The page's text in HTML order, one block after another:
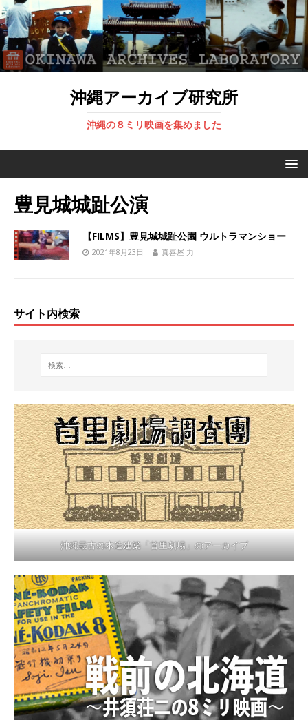
沖縄アーカイブ研究所
沖縄の８ミリ映画を集めました
豊見城城趾公演
【FILMS】豊見城城趾公園 ウルトラマンショー
2021年8月23日 真喜屋 力
サイト内検索
沖縄最古の木造建築「首里劇場」のアーカイブ